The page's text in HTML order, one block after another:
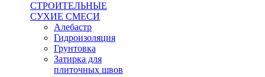
СТРОИТЕЛЬНЫЕ
СУХИЕ СМЕСИ
Алебастр
Гидроизоляция
Грунтовка
Затирка для
плиточных швов